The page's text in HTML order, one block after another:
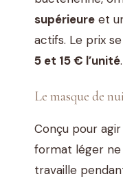
supérieure et
actifs. Le prix
5 et 15 € l’unité.
Le masque de
Conçu pour
format léger ne
travaille